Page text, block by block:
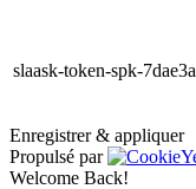
slaask-token-spk-
Enregistrer & appliquer
Propulsé par
Welcome Back!